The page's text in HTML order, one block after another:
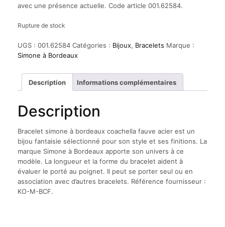
avec une présence actuelle. Code article 001.62584.
Rupture de stock
UGS : 001.62584 Catégories : Bijoux, Bracelets Marque :
Simone à Bordeaux
Description Informations complémentaires
Description
Bracelet simone à bordeaux coachella fauve acier est un
bijou fantaisie sélectionné pour son style et ses finitions. La
marque Simone à Bordeaux apporte son univers à ce
modèle. La longueur et la forme du bracelet aident à
évaluer le porté au poignet. Il peut se porter seul ou en
association avec d’autres bracelets. Référence fournisseur :
KO-M-BCF.